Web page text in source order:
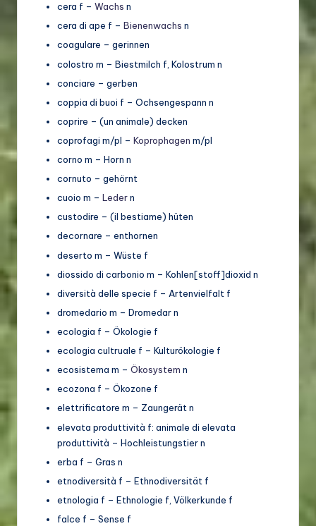
cera f – Wachs n
cera di ape f – Bienenwachs n
coagulare – gerinnen
colostro m – Biestmilch f, Kolostrum n
conciare – gerben
coppia di buoi f – Ochsengespann n
coprire – (un animale) decken
coprofagi m/pl – Koprophagen m/pl
corno m – Horn n
cornuto – gehörnt
cuoio m – Ledern
custodire – (il bestiame) hüten
decornare – enthornen
deserto m – Wüste f
diossido di carbonio m – Kohlen[stoff]dioxid n
diversità delle specie f – Artenvielfalt f
dromedario m – Dromedar n
ecologia f – Ökologie f
ecologia cultruale f – Kulturökologie f
ecosistema m – Ökosystem n
ecozona f – Ökozone f
elettrificatore m – Zaungerät n
elevata produttività f: animale di elevata
produttività – Hochleistungstier n
erba f – Gras n
etnodiversità f – Ethnodiversität f
etnologia f – Ethnologie f, Völkerkunde f
falce f – Sense f